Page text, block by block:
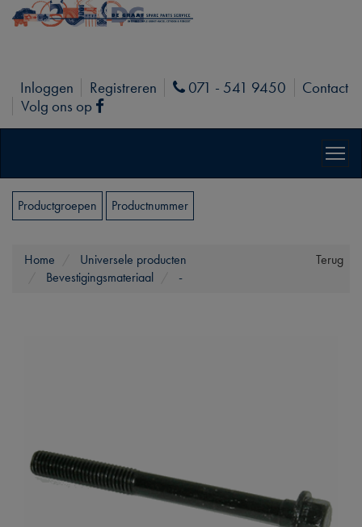
Inloggen Registreren Phone
071 - 541 9450
Contact
Volg ons op
Facebook
Productgroepen Productnummer
Terug
Home
Universele producten
Bevestigingsmateriaal
-